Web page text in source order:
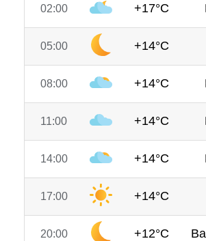
02:00 +17°C
05:00 +14°C
08:00 +14°C
11:00 +14°C
14:00 +14°C
17:00 +14°C
20:00 +12°C